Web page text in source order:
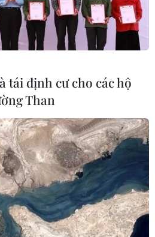
tái định cư cho các hộ
Than